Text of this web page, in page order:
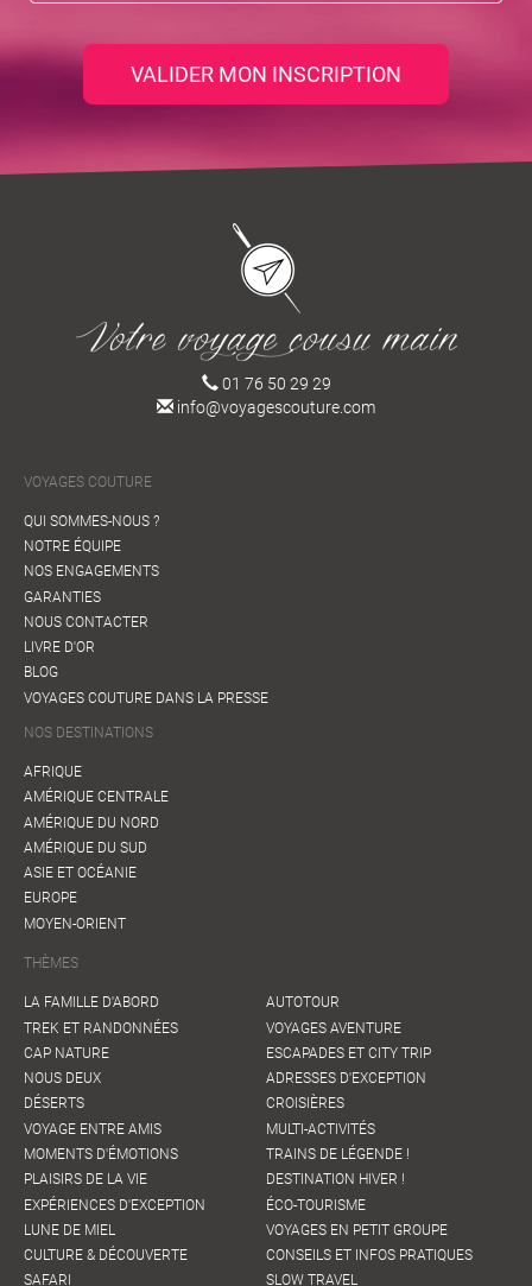
VALIDER MON INSCRIPTION
01 76 50 29 29
info@voyagescouture.com
VOYAGES COUTURE
QUI SOMMES-NOUS ?
NOTRE ÉQUIPE
NOS ENGAGEMENTS
GARANTIES
NOUS CONTACTER
LIVRE D'OR
BLOG
VOYAGES COUTURE DANS LA PRESSE
NOS DESTINATIONS
AFRIQUE
AMÉRIQUE CENTRALE
AMÉRIQUE DU NORD
AMÉRIQUE DU SUD
ASIE ET OCÉANIE
EUROPE
MOYEN-ORIENT
THÈMES
LA FAMILLE D'ABORD
TREK ET RANDONNÉES
CAP NATURE
NOUS DEUX
DÉSERTS
VOYAGE ENTRE AMIS
MOMENTS D'ÉMOTIONS
PLAISIRS DE LA VIE
EXPÉRIENCES D'EXCEPTION
LUNE DE MIEL
CULTURE & DÉCOUVERTE
SAFARI
AUTOTOUR
VOYAGES AVENTURE
ESCAPADES ET CITY TRIP
ADRESSES D'EXCEPTION
CROISIÈRES
MULTI-ACTIVITÉS
TRAINS DE LÉGENDE !
DESTINATION HIVER !
ÉCO-TOURISME
VOYAGES EN PETIT GROUPE
CONSEILS ET INFOS PRATIQUES
SLOW TRAVEL